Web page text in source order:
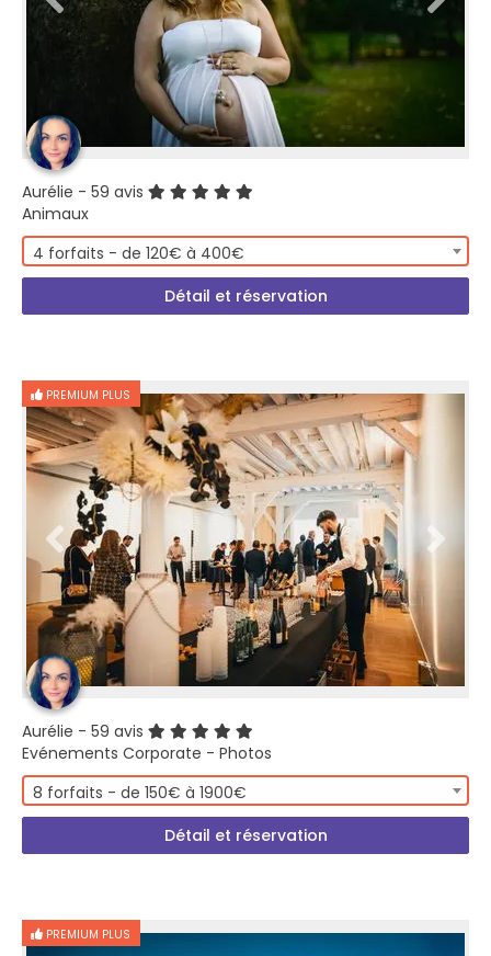
Aurélie - 59 avis
Animaux
4 forfaits - de 120€ à 400€
Détail et réservation
PREMIUM PLUS
Aurélie - 59 avis
Evénements Corporate - Photos
8 forfaits - de 150€ à 1900€
Détail et réservation
PREMIUM PLUS